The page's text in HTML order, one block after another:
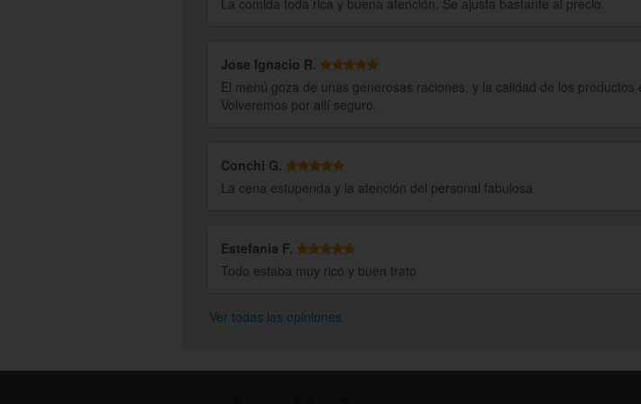
La comida toda rica y buena atención. Se ajusta bastante al precio.
Jose Ignacio R.
El menú goza de unas generosas raciones, y la calidad de los
Volveremos por allí seguro.
Conchi G.
La cena estupenda y la atención del personal fabulosa
Estefania F.
Todo estaba muy rico y buen trato
Ver todas las opiniones